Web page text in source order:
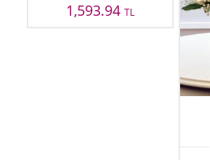
1,593.94TL